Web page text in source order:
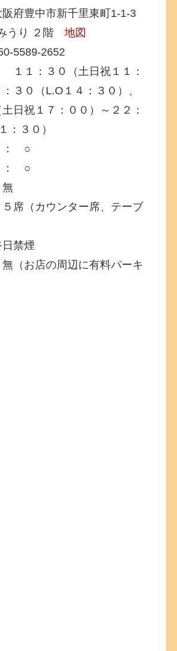
豊中市新千里東町1-1-3
うり ２階地図
5589-2652
１：３０（土日祝１１：
３０（L.O１４：３０）、
日祝１７：００）～２２：
：３０）
： ○
： ○
（カウンター席、テーブ
禁煙
お店の周辺に有料パーキ